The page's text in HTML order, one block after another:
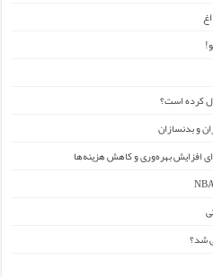
کرده است؟
و بدنسازان
افزایش بهره‌وری و کاهش هزینه‌ها
شد؟